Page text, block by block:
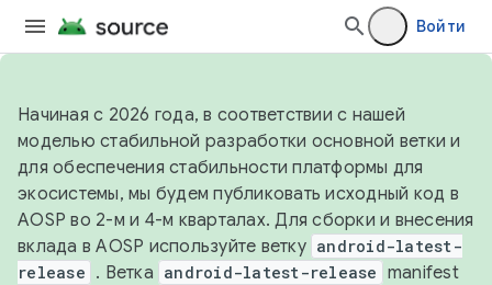
Войти
Начиная с 2026 года, в соответствии с нашей
моделью стабильной разработки основной ветки и
для обеспечения стабильности платформы для
экосистемы, мы будем публиковать исходный код в
AOSP во 2-м и 4-м кварталах. Для сборки и внесения
вклада в AOSP используйте ветку android-latest-
release . Ветка android-latest-release manifest